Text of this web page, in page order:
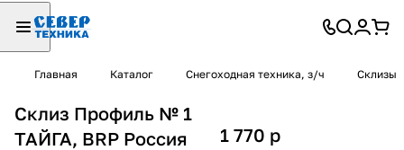
Главная Каталог Снегоходная техника, з/ч Склизы
Склиз Профиль № 1
ТАЙГА, BRP Россия
1 770 p